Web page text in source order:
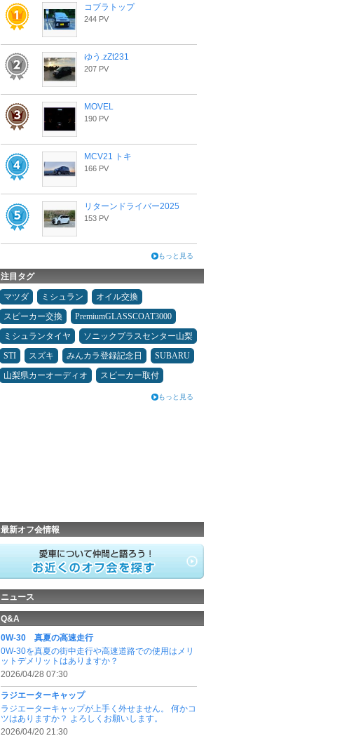
コブラトップ
244 PV
ゆう.zZt231
207 PV
MOVEL
190 PV
MCV21 トキ
166 PV
リターンドライバー2025
153 PV
もっと見る
注目タグ
マツダ ミシュラン
オイル交換
スピーカー交換
PremiumGLASSCOAT3000
ミシュランタイヤ
ソニックプラスセンター山梨
STI
スズキ みんカラ登録記念日
SUBARU
山梨県カーオーディオ
スピーカー取付
もっと見る
最新オフ会情報
ニュース
Q&A
0W-30 真夏の高速走行
0W-30を真夏の街中走行や高速道路での使用はメリ
ットデメリットはありますか？
2026/04/28 07:30
ラジエーターキャップ
ラジエーターキャップが上手く外せません。 何かコ
ツはありますか？ よろしくお願いします。
2026/04/20 21:30